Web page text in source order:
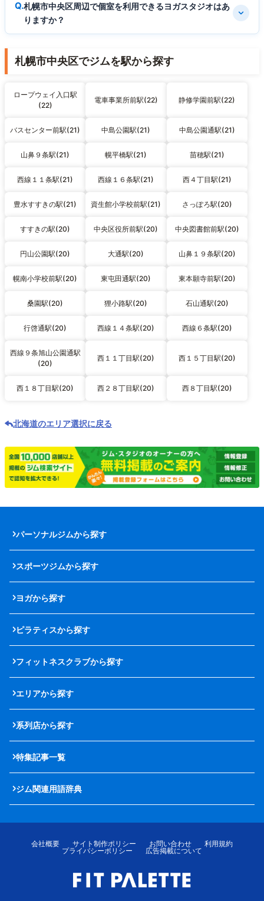
札幌市中央区周辺で個室を利用できるヨガスタジオはあ
りますか？
札幌市中央区でジムを駅から探す
ロープウェイ入口駅
(22)
電車事業所前駅(22) 静修学園前駅(22)
バスセンター前駅(21) 中島公園駅(21) 中島公園通駅(21)
山鼻９条駅(21) 幌平橋駅(21) 苗穂駅(21)
西線１１条駅(21) 西線１６条駅(21) 西４丁目駅(21)
豊水すすきの駅(21) 資生館小学校前駅(21) さっぽろ駅(20)
すすきの駅(20) 中央区役所前駅(20) 中央図書館前駅(20)
円山公園駅(20) 大通駅(20) 山鼻１９条駅(20)
幌南小学校前駅(20) 東屯田通駅(20) 東本願寺前駅(20)
桑園駅(20) 狸小路駅(20) 石山通駅(20)
行啓通駅(20) 西線１４条駅(20) 西線６条駅(20)
西線９条旭山公園通駅
(20)
西１１丁目駅(20) 西１５丁目駅(20)
西１８丁目駅(20) 西２８丁目駅(20) 西８丁目駅(20)
北海道のエリア選択に戻る
パーソナルジムから探す
スポーツジムから探す
ヨガから探す
ピラティスから探す
フィットネスクラブから探す
エリアから探す
系列店から探す
特集記事一覧
ジム関連用語辞典
会社概要 サイト制作ポリシー お問い合わせ
利用規約
プライバシーポリシー
広告掲載について